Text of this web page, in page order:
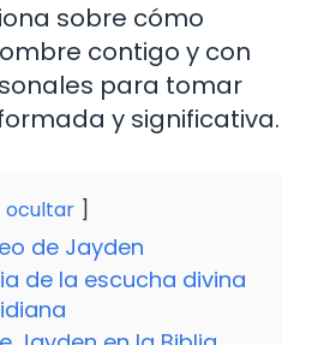
sobre cómo
contigo y con
para tomar
y significativa.
ocultar
de Jayden
de la escucha divina